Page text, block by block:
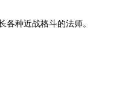
各种近战格斗的法师。